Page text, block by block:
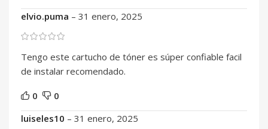
elvio.puma – 31 enero, 2025
Tengo este cartucho de tóner es súper confiable facil
de instalar recomendado.
0
0
luiseles10 – 31 enero, 2025